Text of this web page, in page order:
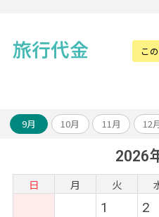
き専用車送迎
POINT2：8
ル10大特典
【10大特典】
1.カーチャ
2.お得なレ
3.WiFiレン
4.観光時の
5.LINEで現
旅行代金 こ
9月 10月 11月 12
2026
日 月 火
1 2